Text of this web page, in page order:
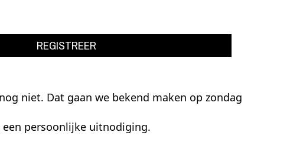
REGISTREER
niet. Dat gaan we bekend maken op zondag
een persoonlijke uitnodiging.